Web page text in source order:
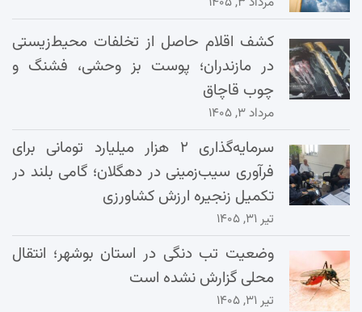
کشف اقلام حاصل از تخلفات محیط‌زیستی
در مازندران؛ پوست بز وحشی، فشنگ و
چوب قاچاق
مرداد ۳, ۱۴۰۵
سرمایه‌گذاری ۲ هزار میلیارد تومانی برای
فرآوری سیب‌زمینی در دهگلان؛ گامی بلند در
تکمیل زنجیره ارزش کشاورزی
تیر ۳۱, ۱۴۰۵
وضعیت تب دنگی در استان بوشهر؛ انتقال
محلی گزارش نشده است
تیر ۳۱, ۱۴۰۵